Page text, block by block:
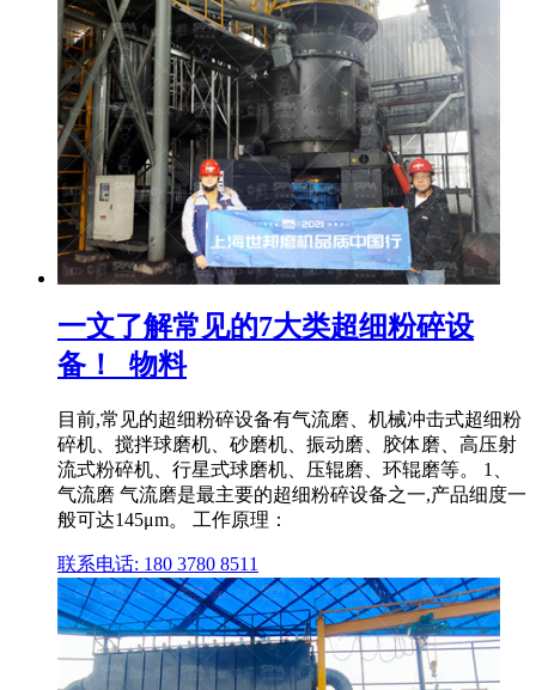
一文了解常见的7大类超细粉碎设
备！_物料
目前,常见的超细粉碎设备有气流磨、机械冲击式超细粉
碎机、搅拌球磨机、砂磨机、振动磨、胶体磨、高压射
流式粉碎机、行星式球磨机、压辊磨、环辊磨等。 1、
气流磨 气流磨是最主要的超细粉碎设备之一,产品细度一
般可达145μm。 工作原理：
联系电话: 180 3780 8511